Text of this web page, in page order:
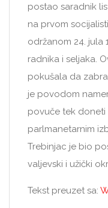
postao saradnik
na prvom
održanom 24. jula
radnika i seljaka.
pokušala da
je povodom
povuče tek doneti
parlmanetarnim
Trebinjac je bio
valjevski i užički
Tekst preuzet sa: